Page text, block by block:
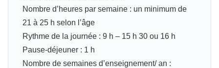
Nombre d’heures par semaine : un minimum de
21 à 25 h selon l’âge
Rythme de la journée : 9 h – 15 h 30 ou 16 h
Pause-déjeuner : 1 h
Nombre de semaines d’enseignement/ an :